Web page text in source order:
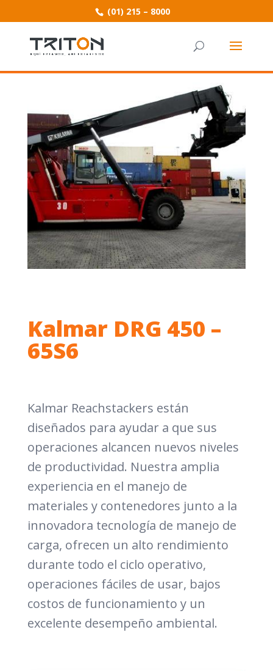
(01) 215 – 8000
Kalmar DRG 450 –
65S6
Kalmar Reachstackers están
diseñados para ayudar a que sus
operaciones alcancen nuevos niveles
de productividad. Nuestra amplia
experiencia en el manejo de
materiales y contenedores junto a la
innovadora tecnología de manejo de
carga, ofrecen un alto rendimiento
durante todo el ciclo operativo,
operaciones fáciles de usar, bajos
costos de funcionamiento y un
excelente desempeño ambiental.